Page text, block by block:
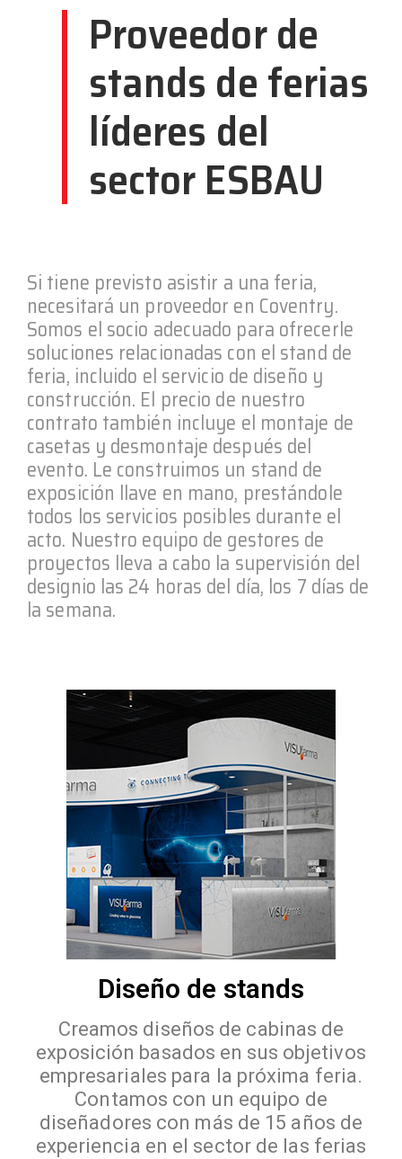
Proveedor de
stands de ferias
líderes del
sector ESBAU
Si tiene previsto asistir a una feria,
necesitará un proveedor en Coventry.
Somos el socio adecuado para ofrecerle
soluciones relacionadas con el stand de
feria, incluido el servicio de diseño y
construcción. El precio de nuestro
contrato también incluye el montaje de
casetas y desmontaje después del
evento. Le construimos un stand de
exposición llave en mano, prestándole
todos los servicios posibles durante el
acto. Nuestro equipo de gestores de
proyectos lleva a cabo la supervisión del
designio las 24 horas del día, los 7 días de
la semana.
Diseño de stands
Creamos diseños de cabinas de
exposición basados en sus objetivos
empresariales para la próxima feria.
Contamos con un equipo de
diseñadores con más de 15 años de
experiencia en el sector de las ferias